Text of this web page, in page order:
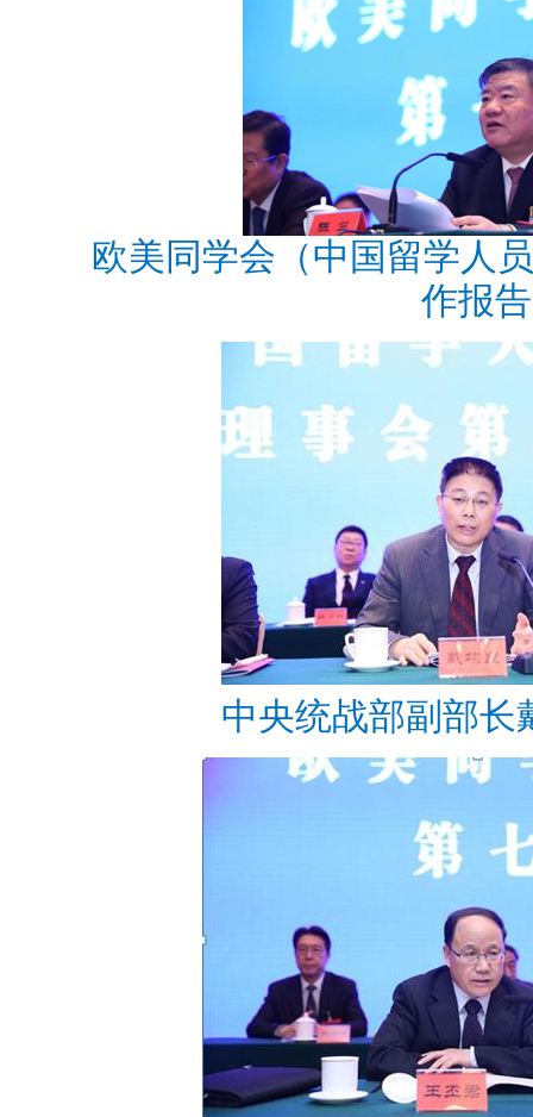
欧美同学会（中国留学人
作报告
中央统战部副部长